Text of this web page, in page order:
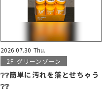
2026.07.30 Thu.
2F グリーンゾーン
❔❔簡単に汚れを落とせちゃう
❔❔